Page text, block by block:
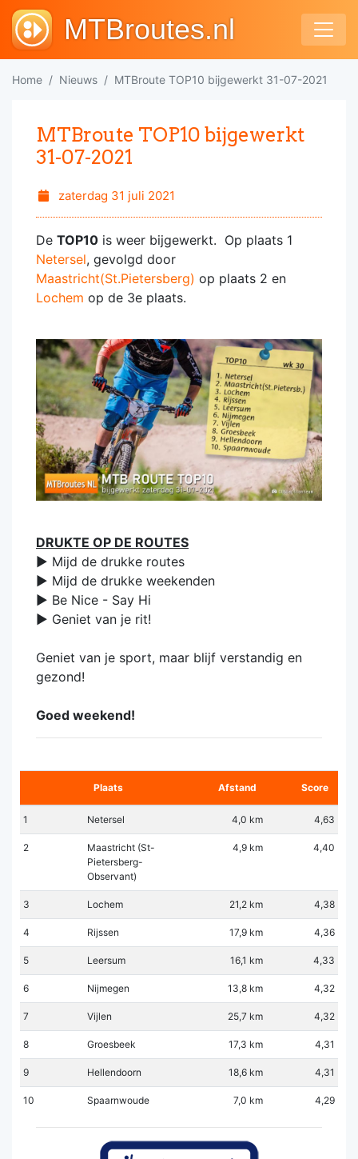
MTBroutes.nl
Home Nieuws MTBroute TOP10 bijgewerkt 31-07-2021
MTBroute TOP10 bijgewerkt
31-07-2021
zaterdag 31 juli 2021
De TOP10 is weer bijgewerkt. Op plaats 1
Netersel, gevolgd door
Maastricht(St.Pietersberg) op plaats 2 en
Lochem op de 3e plaats.
DRUKTE OP DE ROUTES
► Mijd de drukke routes
► Mijd de drukke weekenden
► Be Nice - Say Hi
► Geniet van je rit!
Geniet van je sport, maar blijf verstandig en
gezond!
Goed weekend!
Plaats Afstand Score
1 Netersel 4,0 km 4,63
2
Maastricht (St-
Pietersberg-
Observant)
4,9 km 4,40
3 Lochem 21,2 km 4,38
4 Rijssen 17,9 km 4,36
5 Leersum 16,1 km 4,33
6 Nijmegen 13,8 km 4,32
7 Vijlen 25,7 km 4,32
8 Groesbeek 17,3 km 4,31
9 Hellendoorn 18,6 km 4,31
10 Spaarnwoude 7,0 km 4,29